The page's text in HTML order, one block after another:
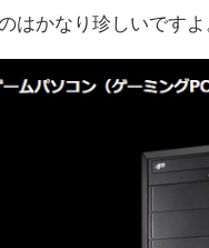
はかなり珍しいですよ